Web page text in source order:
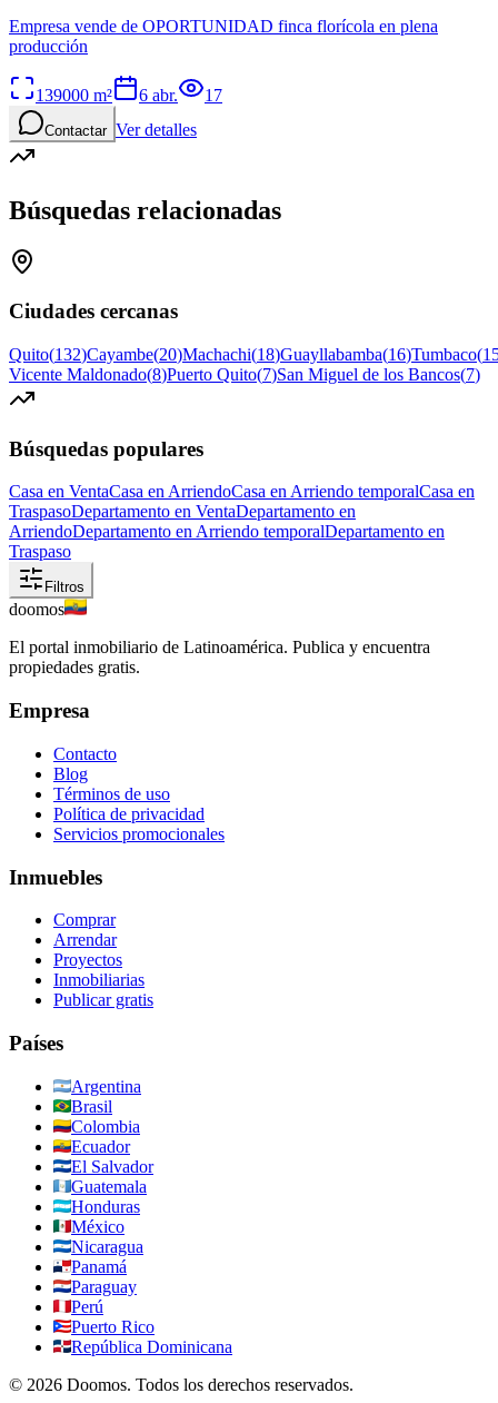
Empresa vende de OPORTUNIDAD finca florícola en plena
producción
139000 m² 6 abr. 17
Contactar Ver detalles
Búsquedas relacionadas
Ciudades cercanas
Quito(132)Cayambe(20)Machachi(18)Guayllabamba(16)Tumbaco(
Vicente Maldonado(8)Puerto Quito(7)San Miguel de los Bancos(7)
Búsquedas populares
Casa en VentaCasa en ArriendoCasa en Arriendo temporalCasa en
TraspasoDepartamento en VentaDepartamento en
ArriendoDepartamento en Arriendo temporalDepartamento en
Traspaso
Filtros
doomos
El portal inmobiliario de Latinoamérica. Publica y encuentra
propiedades gratis.
Empresa
Contacto
Blog
Términos de uso
Política de privacidad
Servicios promocionales
Inmuebles
Comprar
Arrendar
Proyectos
Inmobiliarias
Publicar gratis
Países
Argentina
Brasil
Colombia
Ecuador
El Salvador
Guatemala
Honduras
México
Nicaragua
Panamá
Paraguay
Perú
Puerto Rico
República Dominicana
© 2026 Doomos. Todos los derechos reservados.